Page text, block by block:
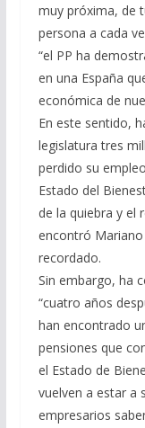
muy próxima, de
persona a cada
“el PP ha
en una España
económica de
En este sentido,
legislatura tres
perdido su
Estado del
de la quiebra y el
encontró Mariano
recordado.
Sin embargo, ha
“cuatro años
han encontrado
pensiones que
el Estado de
vuelven a estar a
empresarios